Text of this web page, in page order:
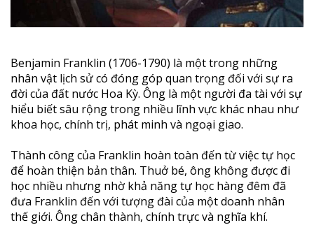
Benjamin Franklin (1706-1790) là một trong những
nhân vật lịch sử có đóng góp quan trọng đối với sự ra
đời của đất nước Hoa Kỳ. Ông là một người đa tài với sự
hiểu biết sâu rộng trong nhiều lĩnh vực khác nhau như
khoa học, chính trị, phát minh và ngoại giao.
Thành công của Franklin hoàn toàn đến từ việc tự học
để hoàn thiện bản thân. Thuở bé, ông không được đi
học nhiều nhưng nhờ khả năng tự học hàng đêm đã
đưa Franklin đến với tượng đài của một doanh nhân
thế giới. Ông chân thành, chính trực và nghĩa khí.